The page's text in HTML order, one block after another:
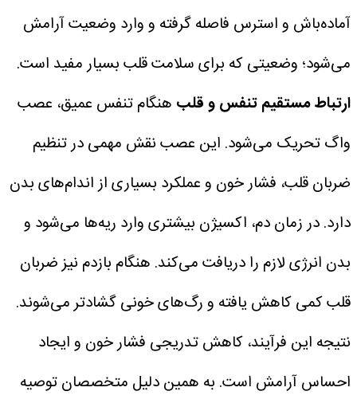
آماده‌باش و استرس فاصله گرفته و وارد وضعیت آرامش
می‌شود؛ وضعیتی که برای سلامت قلب بسیار مفید است.
ارتباط مستقیم تنفس و قلب هنگام تنفس عمیق، عصب
واگ تحریک می‌شود. این عصب نقش مهمی در تنظیم
ضربان قلب، فشار خون و عملکرد بسیاری از اندام‌های بدن
دارد.در زمان دم، اکسیژن بیشتری وارد ریه‌ها می‌شود و
بدن انرژی لازم را دریافت می‌کند. هنگام بازدم نیز ضربان
قلب کمی کاهش یافته و رگ‌های خونی گشادتر می‌شوند.
نتیجه این فرآیند، کاهش تدریجی فشار خون و ایجاد
احساس آرامش است. به همین دلیل متخصصان توصیه